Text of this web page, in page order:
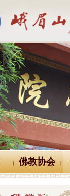
| 佛教协会 |